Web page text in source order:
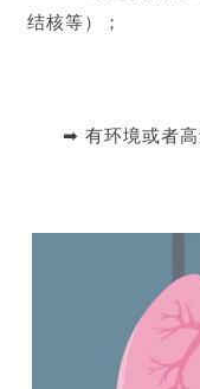
结核等）；
➡ 有环境或者高